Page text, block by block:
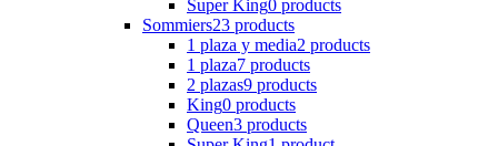
Super King0 products
Sommiers23 products
1 plaza y media2 products
1 plaza7 products
2 plazas9 products
King0 products
Queen3 products